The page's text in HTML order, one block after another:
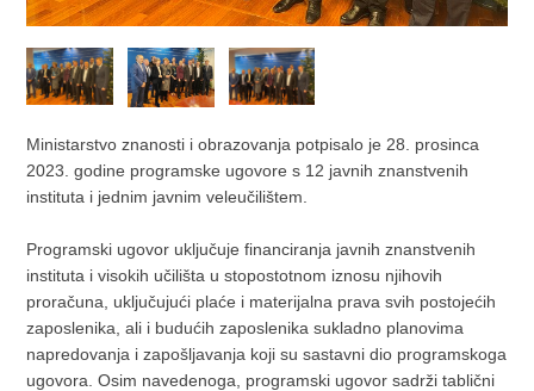
Ministarstvo znanosti i obrazovanja potpisalo je 28. prosinca
2023. godine programske ugovore s 12 javnih znanstvenih
instituta i jednim javnim veleučilištem.
Programski ugovor uključuje financiranja javnih znanstvenih
instituta i visokih učilišta u stopostotnom iznosu njihovih
proračuna, uključujući plaće i materijalna prava svih postojećih
zaposlenika, ali i budućih zaposlenika sukladno planovima
napredovanja i zapošljavanja koji su sastavni dio programskoga
ugovora. Osim navedenoga, programski ugovor sadrži tablični